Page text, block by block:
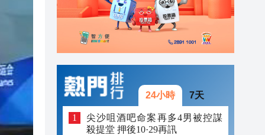
24小時 7天
尖沙咀酒吧命案再多4男被控謀
殺提堂 押後10·29再訊